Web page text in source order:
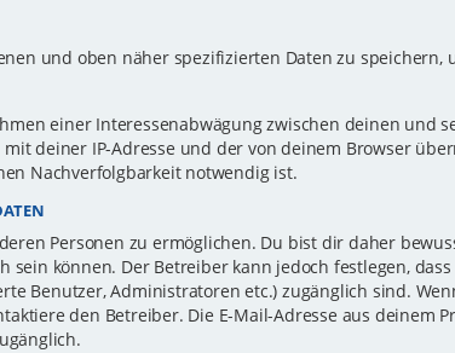
und oben näher spezifizierten Daten zu
einer Interessenabwägung zwischen deinen und
deiner IP-Adresse und der von deinem Browser
Nachverfolgbarkeit notwendig ist.
Personen zu ermöglichen. Du bist dir daher
können. Der Betreiber kann jedoch festlegen,
Benutzer, Administratoren etc.) zugänglich sind.
den Betreiber. Die E-Mail-Adresse aus deinem